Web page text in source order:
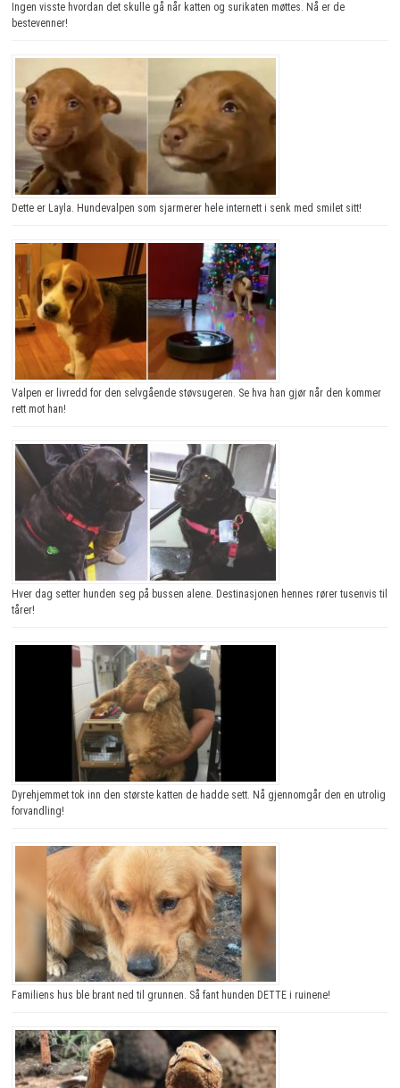
Ingen visste hvordan det skulle gå når katten og surikaten møttes. Nå er de
bestevenner!
Dette er Layla. Hundevalpen som sjarmerer hele internett i senk med smilet sitt!
Valpen er livredd for den selvgående støvsugeren. Se hva han gjør når den kommer
rett mot han!
Hver dag setter hunden seg på bussen alene. Destinasjonen hennes rører tusenvis til
tårer!
Dyrehjemmet tok inn den største katten de hadde sett. Nå gjennomgår den en utrolig
forvandling!
Familiens hus ble brant ned til grunnen. Så fant hunden DETTE i ruinene!